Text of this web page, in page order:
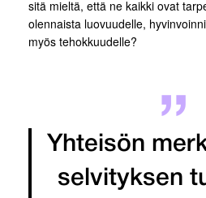
sitä mieltä, että ne kaikki ovat
olennaista luovuudelle,
myös tehokkuudelle?
Yhteisön
selvityksen